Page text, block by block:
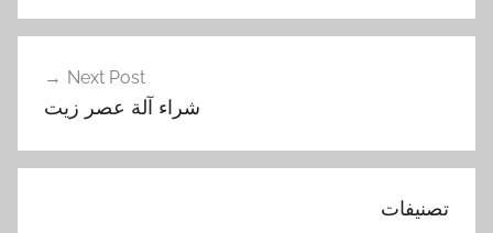
,
ن
Next Post
شراء آلة عصر زيت
تصنيفات